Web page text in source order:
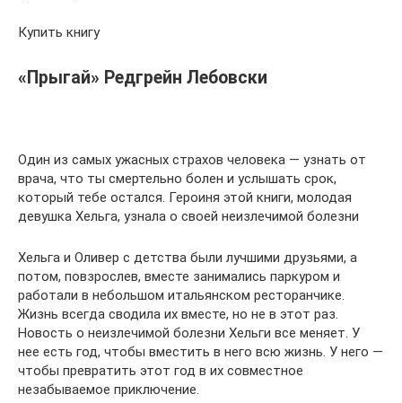
Купить книгу
«Прыгай» Редгрейн Лебовски
Один из самых ужасных страхов человека — узнать от
врача, что ты смертельно болен и услышать срок,
который тебе остался. Героиня этой книги, молодая
девушка Хельга, узнала о своей неизлечимой болезни
Хельга и Оливер с детства были лучшими друзьями, а
потом, повзрослев, вместе занимались паркуром и
работали в небольшом итальянском ресторанчике.
Жизнь всегда сводила их вместе, но не в этот раз.
Новость о неизлечимой болезни Хельги все меняет. У
нее есть год, чтобы вместить в него всю жизнь. У него —
чтобы превратить этот год в их совместное
незабываемое приключение.